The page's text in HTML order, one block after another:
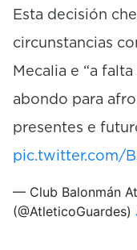
Esta decisión
circunstancias
Mecalia e “a
abondo para
presentes e
pic.twitter.com/
— Club Balonmán
(@AtleticoGuardes)